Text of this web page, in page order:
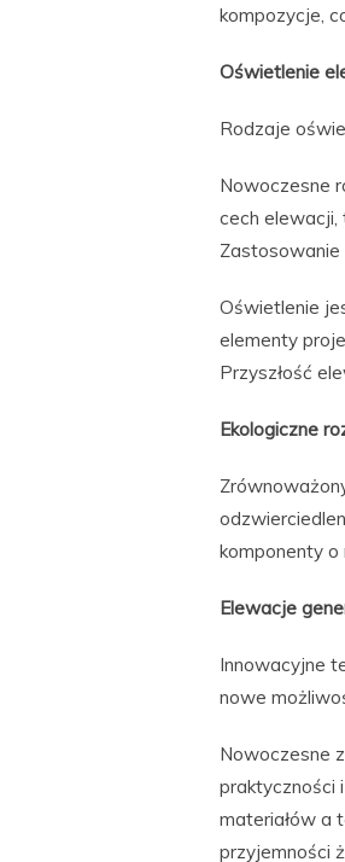
kompozycje,
Oświetlenie
Rodzaje
Nowoczesne
cech
Oświetlenie
elementy
Przyszłość
Ekologiczne
komponenty o
Elewacje
Innowacyjne
nowe
Nowoczesne
praktyczności
materiałów a
przyjemności